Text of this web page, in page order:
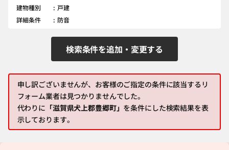
建物種別
戸建
詳細条件
防音
検索条件を追加・変更する
申し訳ございませんが、お客様のご指定の条件に該当するリ
フォーム業者は見つかりませんでした。
代わりに 「滋賀県犬上郡豊郷町」 を条件にした検索結果を表
示しております。